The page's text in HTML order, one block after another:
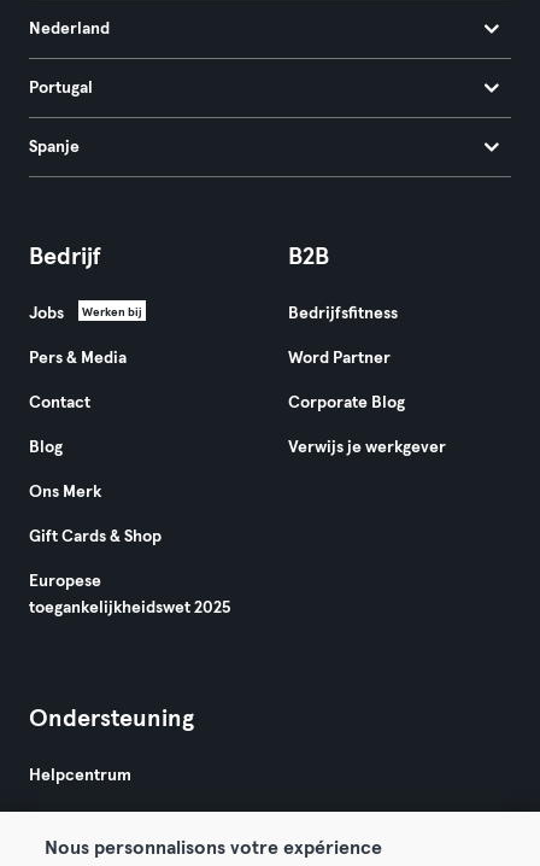
Nederland
Portugal
Spanje
Bedrijf
Jobs Werken bij
Pers & Media
Contact
Blog
Ons Merk
Gift Cards & Shop
Europese
toegankelijkheidswet 2025
B2B
Bedrijfsfitness
Word Partner
Corporate Blog
Verwijs je werkgever
Ondersteuning
Helpcentrum
Nous personnalisons votre expérience